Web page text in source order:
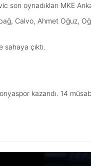
oynadıkları MKE
Calvo, Ahmet Oğuz,
sahaya çıktı.
kazandı. 14